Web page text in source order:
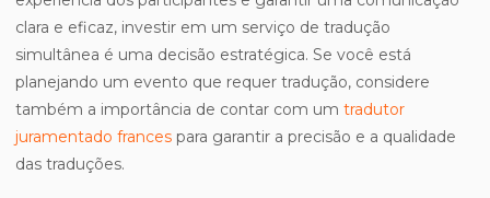
clara e eficaz, investir em um serviço de tradução
simultânea é uma decisão estratégica. Se você está
planejando um evento que requer tradução, considere
também a importância de contar com um tradutor
juramentado frances para garantir a precisão e a qualidade
das traduções.